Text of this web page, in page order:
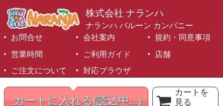
カートに入れる(読込中...)
カートを
見る
株式会社 ナランハ
ナランハ バルーン カンパニー
お問合せ
会社案内
規約・同意事項
営業時間
ご利用ガイド
店舗
ご注文について
対応ブラウザ
©1999-2026 NARANJA Inc. All Rights Reserved.